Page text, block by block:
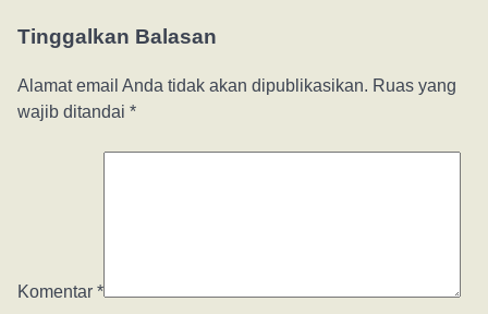
Tinggalkan Balasan
Alamat email Anda tidak akan dipublikasikan. Ruas yang
wajib ditandai *
Komentar *